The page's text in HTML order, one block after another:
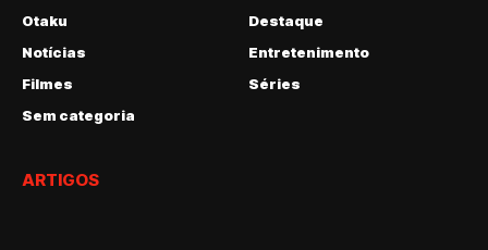
Otaku
Destaque
Notícias
Entretenimento
Filmes
Séries
Sem categoria
ARTIGOS